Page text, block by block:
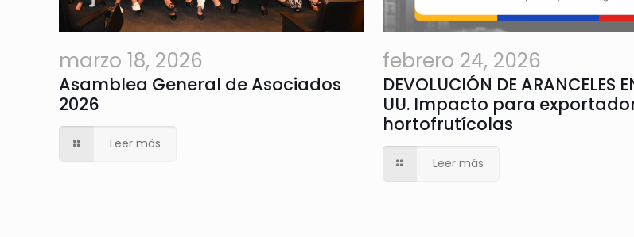
marzo 18, 2026
Asamblea General de Asociados
2026
Leer más
febrero 24, 2026
DEVOLUCIÓN DE ARANCELES
UU. Impacto para
hortofrutícolas
Leer más